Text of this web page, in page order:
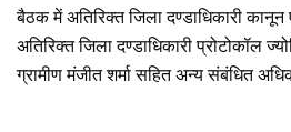
बैठक में अतिरिक्त जिला दण्डाधिकारी कानून
अतिरिक्त जिला दण्डाधिकारी प्रोटोकॉल
ग्रामीण मंजीत शर्मा सहित अन्य संबंधित